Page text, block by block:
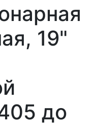
19"
до